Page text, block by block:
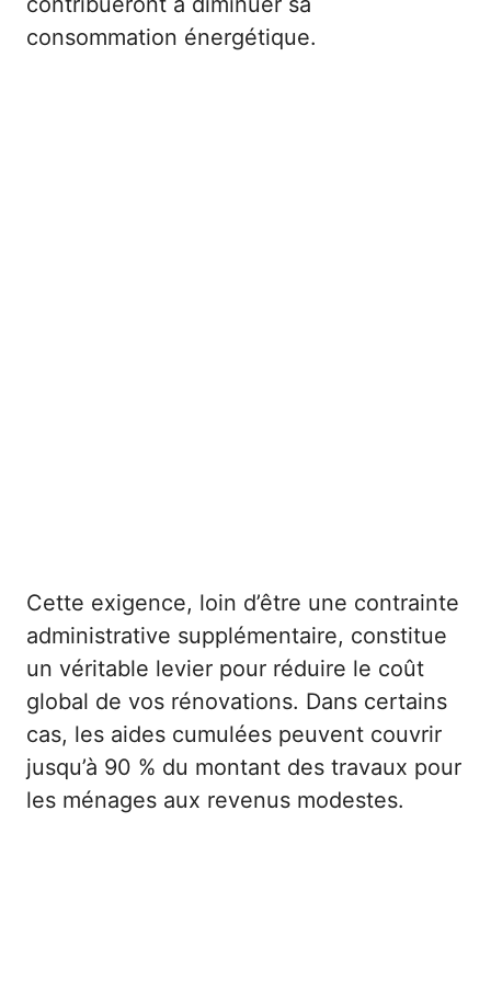
consommation énergétique.
Cette exigence, loin d’être une contrainte
administrative supplémentaire, constitue
un véritable levier pour réduire le coût
global de vos rénovations. Dans certains
cas, les aides cumulées peuvent couvrir
jusqu’à 90 % du montant des travaux pour
les ménages aux revenus modestes.